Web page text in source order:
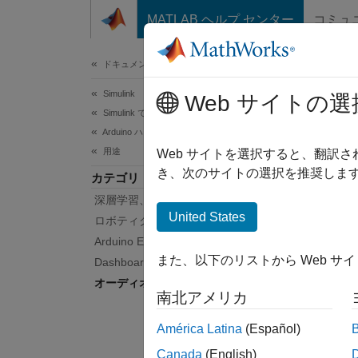
コンテンツへスキップ
MATLAB ヘルプ センター コミュ
ドキュメンテーションのホーム
Simulink
Simulink でサポートされているハードウェア
Arduino ハードウェア
用途
カテゴリ
深層学習、機械学習、IoT
ロボティクスとモーター制御
Arduino Engineering Kit Rev 2
Dashboard
オーディオ処理
オ
オーデ
オーデ
Add
echo
Shift
Web サイトの選
Web サイトを選択すると、翻訳
き、次のサイトの選択を推奨しま
United States
また、以下のリストから Web サ
南北アメリカ
América Latina (Español)
Canada (English)